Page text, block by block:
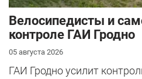
Велосипедисты и
контроле ГАИ Гродно
05 августа 2026
ГАИ Гродно усилит